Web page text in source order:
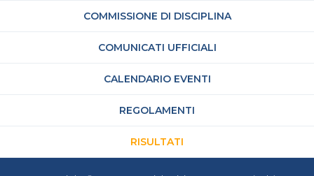
COMMISSIONE DI DISCIPLINA
COMUNICATI UFFICIALI
CALENDARIO EVENTI
REGOLAMENTI
RISULTATI